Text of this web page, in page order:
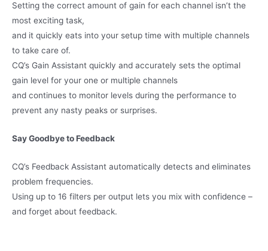
Setting the correct amount of gain for each channel isn’t the
most exciting task,
and it quickly eats into your setup time with multiple channels
to take care of.
CQ’s Gain Assistant quickly and accurately sets the optimal
gain level for your one or multiple channels
and continues to monitor levels during the performance to
prevent any nasty peaks or surprises.
Say Goodbye to Feedback
CQ’s Feedback Assistant automatically detects and eliminates
problem frequencies.
Using up to 16 filters per output lets you mix with confidence –
and forget about feedback.